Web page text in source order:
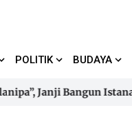
POLITIK BUDAYA
Janji Bangun Istana
Janji Bangun Istana